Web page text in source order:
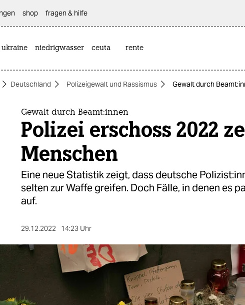
shop fragen & hilfe
niedrigwasser ceuta rente
Deutschland Polizeigewalt und Rassismus Gewalt durch
Gewalt durch Be­am­t:in­nen
Polizei erschoss 2022
Menschen
Eine neue Statistik zeigt, dass deutsche
selten zur Waffe greifen. Doch Fälle, in denen es
auf.
29.12.2022 14:23 Uhr